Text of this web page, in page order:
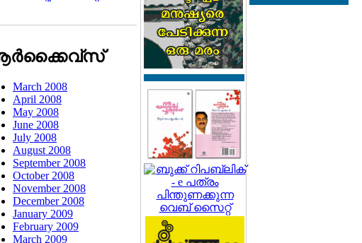
March 2008
April 2008
May 2008
June 2008
July 2008
August 2008
September 2008
October 2008
November 2008
December 2008
January 2009
February 2009
March 2009